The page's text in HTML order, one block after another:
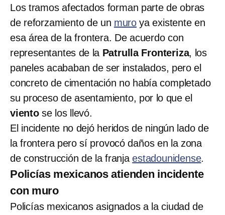
Los tramos afectados forman parte de obras
de reforzamiento de un muro ya existente en
esa área de la frontera. De acuerdo con
representantes de la Patrulla Fronteriza, los
paneles acababan de ser instalados, pero el
concreto de cimentación no había completado
su proceso de asentamiento, por lo que el
vientose los llevó.
El incidente no dejó heridos de ningún lado de
la frontera pero sí provocó daños en la zona
de construcción de la franjaestadounidense.
Policías mexicanos atienden incidente
con muro
Policías mexicanos asignados a la ciudad de